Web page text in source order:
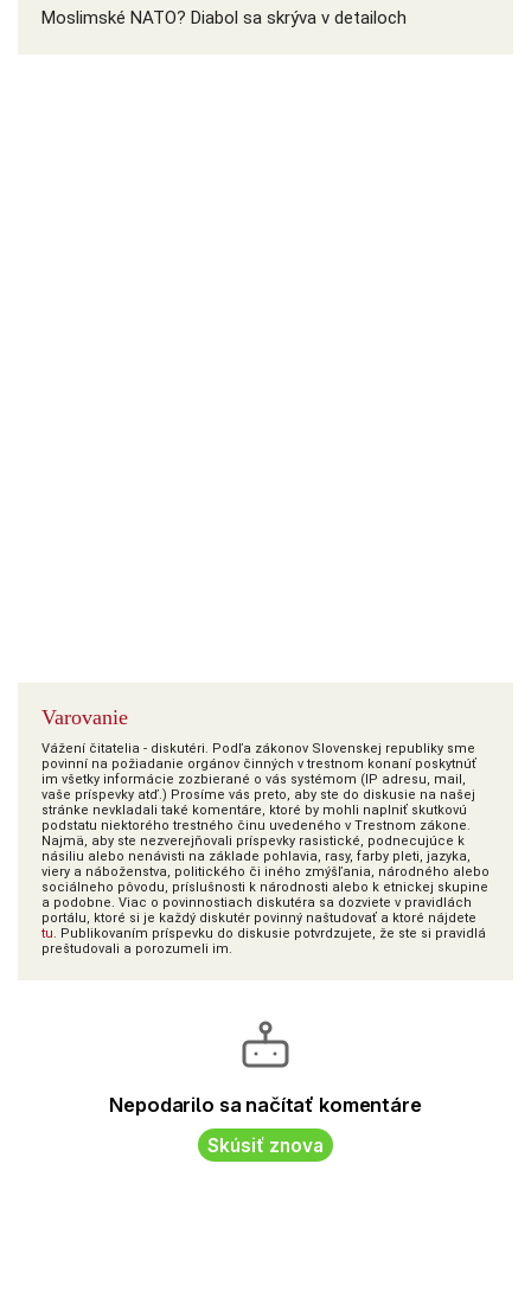
Moslimské NATO? Diabol sa skrýva v detailoch
Varovanie
Vážení čitatelia - diskutéri. Podľa zákonov Slovenskej republiky sme
povinní na požiadanie orgánov činných v trestnom konaní poskytnúť
im všetky informácie zozbierané o vás systémom (IP adresu, mail,
vaše príspevky atď.) Prosíme vás preto, aby ste do diskusie na našej
stránke nevkladali také komentáre, ktoré by mohli naplniť skutkovú
podstatu niektorého trestného činu uvedeného v Trestnom zákone.
Najmä, aby ste nezverejňovali príspevky rasistické, podnecujúce k
násiliu alebo nenávisti na základe pohlavia, rasy, farby pleti, jazyka,
viery a náboženstva, politického či iného zmýšľania, národného alebo
sociálneho pôvodu, príslušnosti k národnosti alebo k etnickej skupine
a podobne. Viac o povinnostiach diskutéra sa dozviete v pravidlách
portálu, ktoré si je každý diskutér povinný naštudovať a ktoré nájdete
tu. Publikovaním príspevku do diskusie potvrdzujete, že ste si pravidlá
preštudovali a porozumeli im.